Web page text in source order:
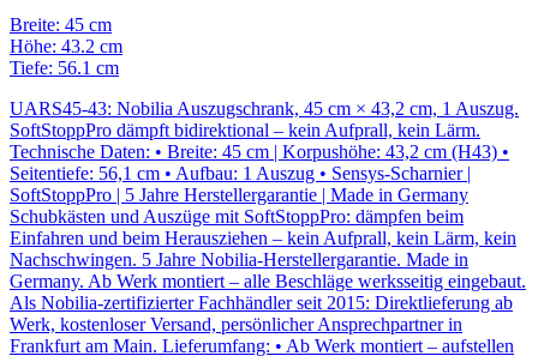
Breite: 45 cm
Höhe: 43.2 cm
Tiefe: 56.1 cm
UARS45-43: Nobilia Auszugschrank, 45 cm × 43,2 cm, 1 Auszug.
SoftStoppPro dämpft bidirektional – kein Aufprall, kein Lärm.
Technische Daten: • Breite: 45 cm | Korpushöhe: 43,2 cm (H43) •
Seitentiefe: 56,1 cm • Aufbau: 1 Auszug • Sensys-Scharnier |
SoftStoppPro | 5 Jahre Herstellergarantie | Made in Germany
Schubkästen und Auszüge mit SoftStoppPro: dämpfen beim
Einfahren und beim Herausziehen – kein Aufprall, kein Lärm, kein
Nachschwingen. 5 Jahre Nobilia-Herstellergarantie. Made in
Germany. Ab Werk montiert – alle Beschläge werksseitig eingebaut.
Als Nobilia-zertifizierter Fachhändler seit 2015: Direktlieferung ab
Werk, kostenloser Versand, persönlicher Ansprechpartner in
Frankfurt am Main. Lieferumfang: • Ab Werk montiert – aufstellen